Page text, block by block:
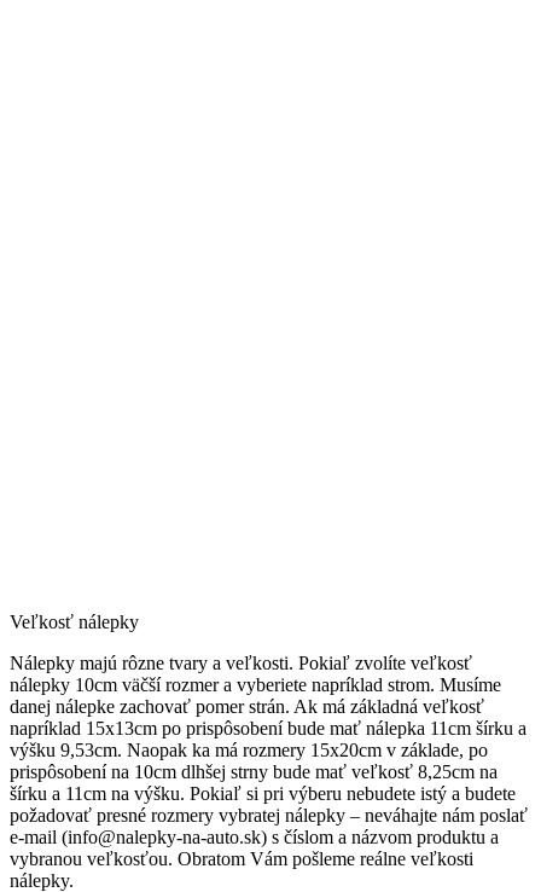
Veľkosť nálepky
Nálepky majú rôzne tvary a veľkosti. Pokiaľ zvolíte veľkosť
nálepky 10cm väčší rozmer a vyberiete napríklad strom. Musíme
danej nálepke zachovať pomer strán. Ak má základná veľkosť
napríklad 15x13cm po prispôsobení bude mať nálepka 11cm šírku a
výšku 9,53cm. Naopak ka má rozmery 15x20cm v základe, po
prispôsobení na 10cm dlhšej strny bude mať veľkosť 8,25cm na
šírku a 11cm na výšku. Pokiaľ si pri výberu nebudete istý a budete
požadovať presné rozmery vybratej nálepky – neváhajte nám poslať
e-mail (info@nalepky-na-auto.sk) s číslom a názvom produktu a
vybranou veľkosťou. Obratom Vám pošleme reálne veľkosti
nálepky.